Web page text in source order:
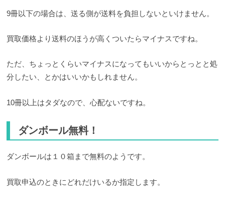
9冊以下の場合は、送る側が送料を負担しないといけません。
買取価格より送料のほうが高くついたらマイナスですね。
ただ、ちょっとくらいマイナスになってもいいからとっとと処
分したい、とかはいいかもしれません。
10冊以上はタダなので、心配ないですね。
ダンボール無料！
ダンボールは１０箱まで無料のようです。
買取申込のときにどれだけいるか指定します。